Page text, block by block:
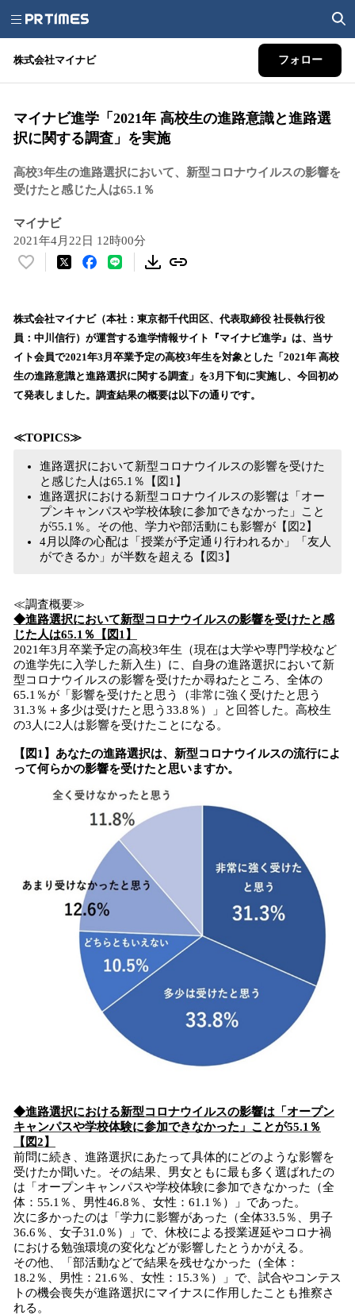
株式会社マイナビ フォロー
マイナビ進学「2021年 高校生の進路意識と進路選
択に関する調査」を実施
高校3年生の進路選択において、新型コロナウイルスの影響を
受けたと感じた人は65.1％
マイナビ
2021年4月22日 12時00分
い
！
数
を
読
込
中
す
株式会社マイナビ（本社：東京都千代田区、代表取締役 社長執行役
員：中川信行）が運営する進学情報サイト『マイナビ進学』は、当サ
イト会員で2021年3月卒業予定の高校3年生を対象とした「2021年 高校
生の進路意識と進路選択に関する調査」を3月下旬に実施し、今回初め
て発表しました。調査結果の概要は以下の通りです。
≪TOPICS≫
進路選択において新型コロナウイルスの影響を受けた
と感じた人は65.1％【図1】
進路選択における新型コロナウイルスの影響は「オー
プンキャンパスや学校体験に参加できなかった」こと
が55.1％。その他、学力や部活動にも影響が【図2】
4月以降の心配は「授業が予定通り行われるか」「友人
ができるか」が半数を超える【図3】
≪調査概要≫
◆進路選択において新型コロナウイルスの影響を受けたと感
じた人は65.1％【図1】
2021年3月卒業予定の高校3年生（現在は大学や専門学校など
の進学先に入学した新入生）に、自身の進路選択において新
型コロナウイルスの影響を受けたか尋ねたところ、全体の
65.1％が「影響を受けたと思う（非常に強く受けたと思う
31.3％＋多少は受けたと思う33.8％）」と回答した。高校生
の3人に2人は影響を受けたことになる。
【図1】あなたの進路選択は、新型コロナウイルスの流行によ
って何らかの影響を受けたと思いますか。
◆進路選択における新型コロナウイルスの影響は「オープン
キャンパスや学校体験に参加できなかった」ことが55.1％
【図2】
前問に続き、進路選択にあたって具体的にどのような影響を
受けたか聞いた。その結果、男女ともに最も多く選ばれたの
は「オープンキャンパスや学校体験に参加できなかった（全
体：55.1％、男性46.8％、女性：61.1％）」であった。
次に多かったのは「学力に影響があった（全体33.5％、男子
36.6％、女子31.0％）」で、休校による授業遅延やコロナ禍
における勉強環境の変化などが影響したとうかがえる。
その他、「部活動などで結果を残せなかった（全体：
18.2％、男性：21.6％、女性：15.3％）」で、試合やコンテス
トの機会喪失が進路選択にマイナスに作用したことも推察さ
れる。